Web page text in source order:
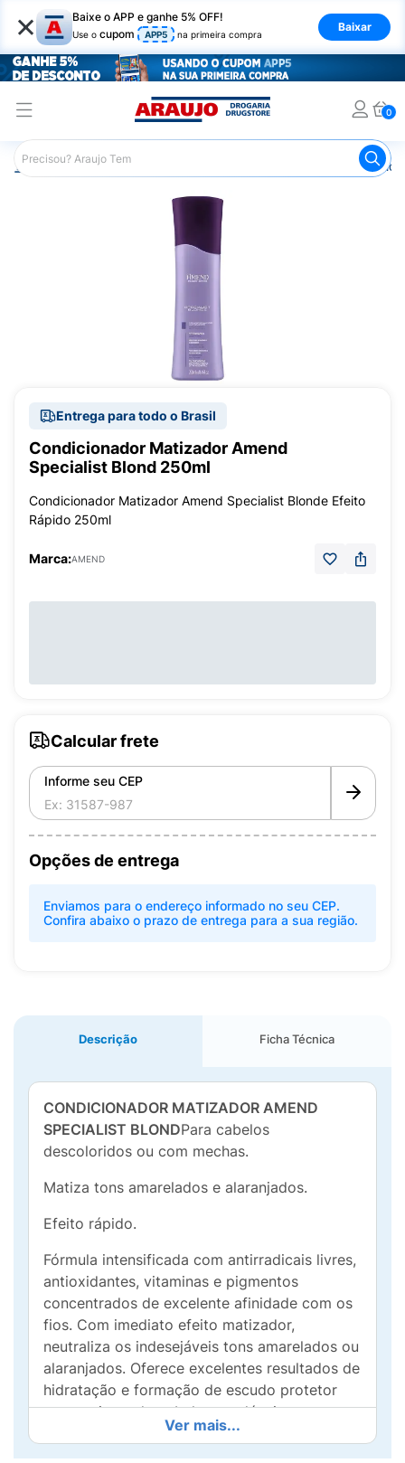
× Baixe o APP e ganhe 5% OFF!
Use o cupom APP5 na primeira compra
Baixar
0
Araujo Cabelo
Entrega para todo o Brasil
Condicionador Matizador Amend
Specialist Blond 250ml
Condicionador Matizador Amend Specialist Blonde Efeito
Rápido 250ml
Marca:AMEND
Calcular frete
Informe seu CEP
Opções de entrega
Enviamos para o endereço informado no seu CEP.
Confira abaixo o prazo de entrega para a sua região.
Descrição Ficha Técnica
CONDICIONADOR MATIZADOR AMEND
SPECIALIST BLONDPara cabelos
descoloridos ou com mechas.
Matiza tons amarelados e alaranjados.
Efeito rápido.
Fórmula intensificada com antirradicais livres,
antioxidantes, vitaminas e pigmentos
concentrados de excelente afinidade com os
fios. Com imediato efeito matizador,
neutraliza os indesejáveis tons amarelados ou
alaranjados. Oferece excelentes resultados de
hidratação e formação de escudo protetor
proporcionando cabelos saudáveis e sem
Ver mais...